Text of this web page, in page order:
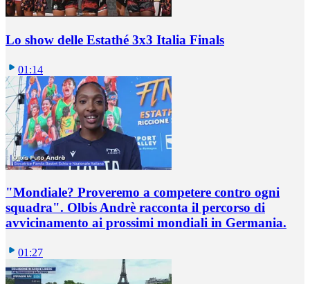
Lo show delle Estathé 3x3 Italia Finals
01:14
"Mondiale? Proveremo a competere contro ogni
squadra". Olbis Andrè racconta il percorso di
avvicinamento ai prossimi mondiali in Germania.
01:27